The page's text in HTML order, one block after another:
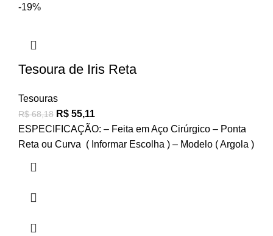
-19%
Tesoura de Iris Reta
Tesouras
R$68,18 R$ 55,11
ESPECIFICAÇÃO: – Feita em Aço Cirúrgico – Ponta
Reta ou Curva ( Informar Escolha ) – Modelo ( Argola )